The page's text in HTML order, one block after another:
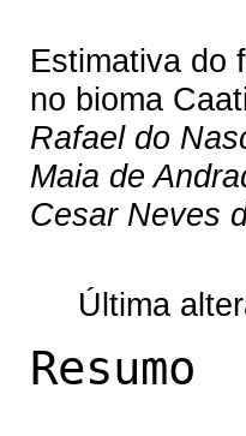
Estimativa do
no bioma
Rafael do
Maia de
Cesar Neves
Última
Resumo